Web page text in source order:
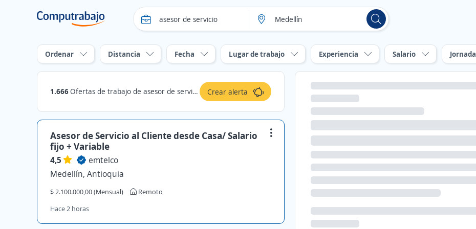
Ordenar Distancia Fecha Lugar de trabajo Experiencia Salario Jornada
1.666Ofertas de trabajo de asesor de servicio en Medellín, Antioquia Crear alerta
Asesor de Servicio al Cliente desde Casa/ Salario
fijo + Variable
4,5
emtelco
Medellín, Antioquia
$ 2.100.000,00 (Mensual)
Remoto
Hace 2 horas